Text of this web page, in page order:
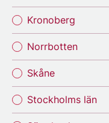
Kronoberg
Norrbotten
Skåne
Stockholms län